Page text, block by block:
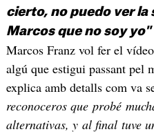
cierto, no puedo ver la
Marcos que no soy yo"
Marcos Franz vol fer el
algú que estigui passant pel
explica amb detalls com va
reconoceros que probé
alternativas, y al final tuve